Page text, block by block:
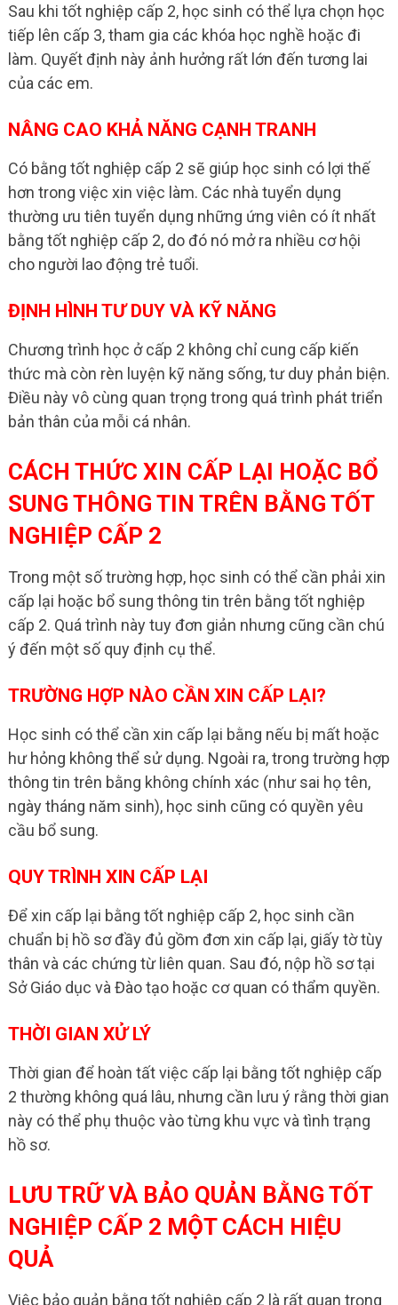
Sau khi tốt nghiệp cấp 2, học sinh có thể lựa chọn học
tiếp lên cấp 3, tham gia các khóa học nghề hoặc đi
làm. Quyết định này ảnh hưởng rất lớn đến tương lai
của các em.
NÂNG CAO KHẢ NĂNG CẠNH TRANH
Có bằng tốt nghiệp cấp 2 sẽ giúp học sinh có lợi thế
hơn trong việc xin việc làm. Các nhà tuyển dụng
thường ưu tiên tuyển dụng những ứng viên có ít nhất
bằng tốt nghiệp cấp 2, do đó nó mở ra nhiều cơ hội
cho người lao động trẻ tuổi.
ĐỊNH HÌNH TƯ DUY VÀ KỸ NĂNG
Chương trình học ở cấp 2 không chỉ cung cấp kiến
thức mà còn rèn luyện kỹ năng sống, tư duy phản biện.
Điều này vô cùng quan trọng trong quá trình phát triển
bản thân của mỗi cá nhân.
CÁCH THỨC XIN CẤP LẠI HOẶC BỔ
SUNG THÔNG TIN TRÊN BẰNG TỐT
NGHIỆP CẤP 2
Trong một số trường hợp, học sinh có thể cần phải xin
cấp lại hoặc bổ sung thông tin trên bằng tốt nghiệp
cấp 2. Quá trình này tuy đơn giản nhưng cũng cần chú
ý đến một số quy định cụ thể.
TRƯỜNG HỢP NÀO CẦN XIN CẤP LẠI?
Học sinh có thể cần xin cấp lại bằng nếu bị mất hoặc
hư hỏng không thể sử dụng. Ngoài ra, trong trường hợp
thông tin trên bằng không chính xác (như sai họ tên,
ngày tháng năm sinh), học sinh cũng có quyền yêu
cầu bổ sung.
QUY TRÌNH XIN CẤP LẠI
Để xin cấp lại bằng tốt nghiệp cấp 2, học sinh cần
chuẩn bị hồ sơ đầy đủ gồm đơn xin cấp lại, giấy tờ tùy
thân và các chứng từ liên quan. Sau đó, nộp hồ sơ tại
Sở Giáo dục và Đào tạo hoặc cơ quan có thẩm quyền.
THỜI GIAN XỬ LÝ
Thời gian để hoàn tất việc cấp lại bằng tốt nghiệp cấp
2 thường không quá lâu, nhưng cần lưu ý rằng thời gian
này có thể phụ thuộc vào từng khu vực và tình trạng
hồ sơ.
LƯU TRỮ VÀ BẢO QUẢN BẰNG TỐT
NGHIỆP CẤP 2 MỘT CÁCH HIỆU
QUẢ
Việc bảo quản bằng tốt nghiệp cấp 2 là rất quan trọng